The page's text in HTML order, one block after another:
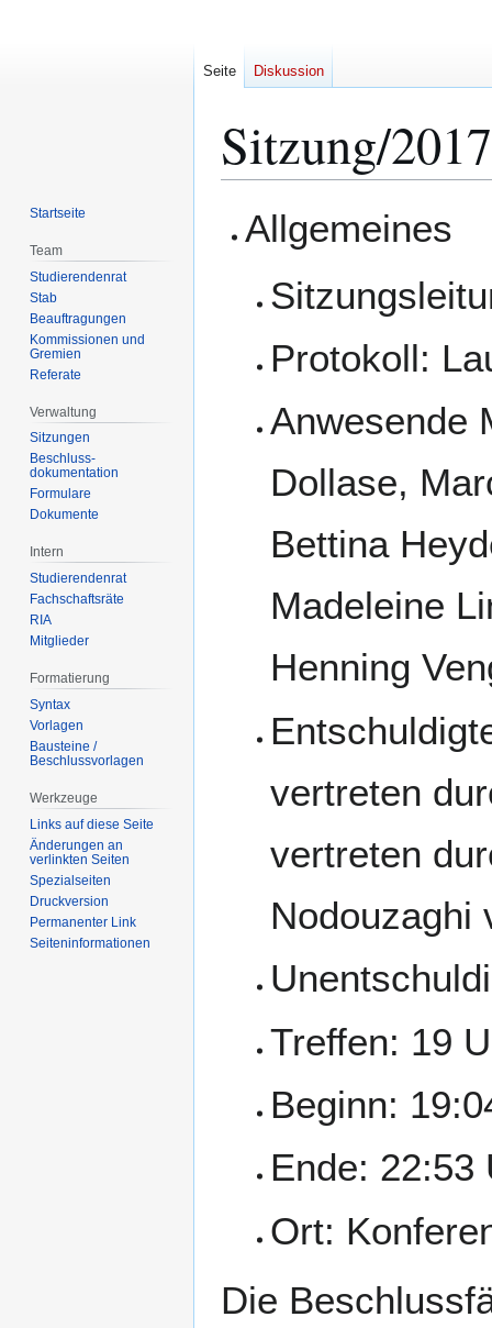
Sitzung/
Navigation
SucheAllgemeines
Protokoll:
Anwesende
Dollase,
Bettina
Madeleine
Henning
vertreten
vertreten
Nodouzaghi
Treffen: 19
Beginn:
Ende: 22:53
Ort:
Die
Seite Diskussion
Startseite
Team
Studierendenrat
Stab
Beauftragungen
Kommissionen und
Gremien
Referate
Verwaltung
Sitzungen
Beschluss-
dokumentation
Formulare
Dokumente
Intern
Studierendenrat
Fachschaftsräte
RIA
Mitglieder
Formatierung
Syntax
Vorlagen
Bausteine /
Beschlussvorlagen
Werkzeuge
Links auf diese Seite
Änderungen an
verlinkten Seiten
Spezialseiten
Druckversion
Permanenter Link
Seiten­­informationen